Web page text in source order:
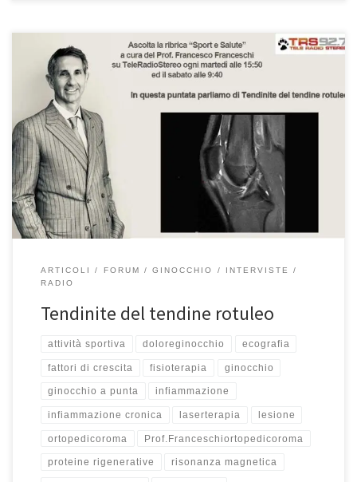
Tendinite del tendine rotuleo Rubrica “Sport e Salute” –
TeleRadioStereo 92,7 Puntata del 23/02/2021 Ascoltatela qui!
Oggi ci concentriamo sulle tendiniti che ce ne sono molte, di
diversi tipi ma oggi ci vogliamo concentrare su quelle dell’arto
inferiore anche perché immaginando di avere tanti ascoltatori
appassionati di sport, di calcio, […]
ARTICOLI FORUM GINOCCHIO
INTERVISTE
RADIO
Tendinite del tendine rotuleo
attività sportiva doloreginocchio ecografia
fattori di crescita fisioterapia ginocchio
ginocchio a punta infiammazione
infiammazione cronica laserterapia lesione
ortopedicoroma Prof.Franceschiortopedicoroma
proteine rigenerative risonanza magnetica